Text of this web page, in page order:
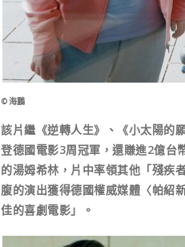
©海鵬
該片繼《逆轉人生》、《小太陽的
登德國電影3周冠軍，還賺進2億台
的湯姆希林，片中率領其他「殘疾
腹的演出獲得德國權威媒體〈帕紹
佳的喜劇電影」。